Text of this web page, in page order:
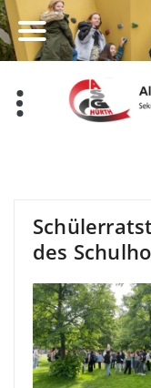
Zum
Inhalt
springen
des